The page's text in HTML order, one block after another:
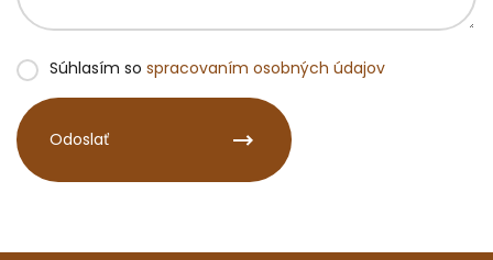
Súhlasím so spracovaním osobných údajov
Odoslať